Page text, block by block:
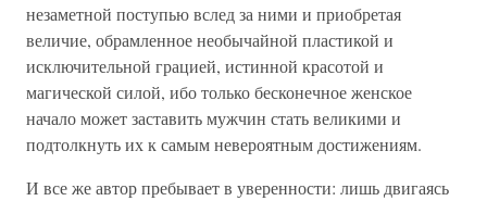
незаметной поступью вслед за ними и приобретая
величие, обрамленное необычайной пластикой и
исключительной грацией, истинной красотой и
магической силой, ибо только бесконечное женское
начало может заставить мужчин стать великими и
подтолкнуть их к самым невероятным достижениям.
И все же автор пребывает в уверенности: лишь двигаясь